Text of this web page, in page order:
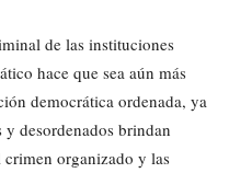
de las instituciones
hace que sea aún más
democrática ordenada, ya
desordenados brindan
organizado y las